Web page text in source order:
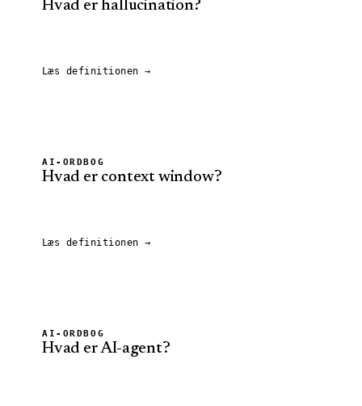
Hvad erhallucination?
Læs definitionen →
AI-ORDBOG
Hvad er context window?
Læs definitionen →
AI-ORDBOG
Hvad erAI-agent?